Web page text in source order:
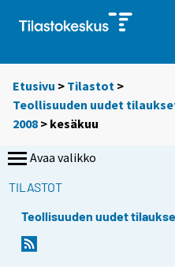
Etusivu > Tilastot >
Teollisuuden uudet
2008 > kesäkuu
Avaa valikko
TILASTOT
Teollisuuden uudet